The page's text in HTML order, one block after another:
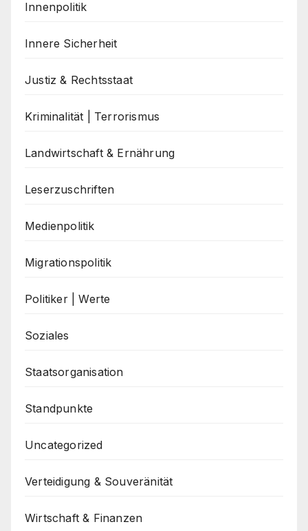
Innenpolitik
Innere Sicherheit
Justiz & Rechtsstaat
Kriminalität | Terrorismus
Landwirtschaft & Ernährung
Leserzuschriften
Medienpolitik
Migrationspolitik
Politiker | Werte
Soziales
Staatsorganisation
Standpunkte
Uncategorized
Verteidigung & Souveränität
Wirtschaft & Finanzen